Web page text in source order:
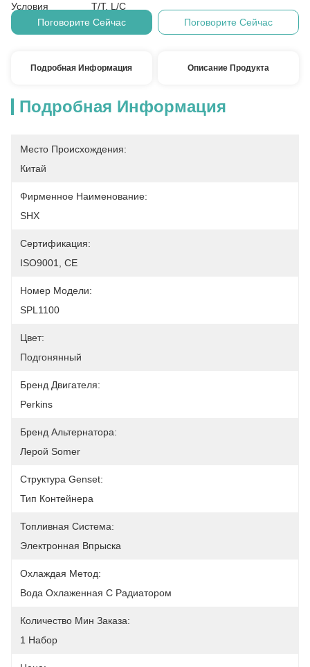
Условия
Оплаты:
T/T, L/C
Поговорите Сейчас
Поговорите Сейчас
Подробная Информация Описание Продукта
Подробная Информация
Место Происхождения:
Китай
Фирменное Наименование:
SHX
Сертификация:
ISO9001, CE
Номер Модели:
SPL1100
Цвет:
Подгонянный
Бренд Двигателя:
Perkins
Бренд Альтернатора:
Лерой Somer
Структура Genset:
Тип Контейнера
Топливная Система:
Электронная Впрыска
Охлаждая Метод:
Вода Охлаженная С Радиатором
Количество Мин Заказа:
1 Набор